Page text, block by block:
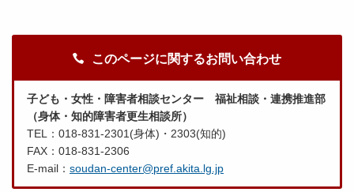
このページに関するお問い合わせ
子ども・女性・障害者相談センター 福祉相談・連携推進部
（身体・知的障害者更生相談所）
TEL：018-831-2301(身体)・2303(知的)
FAX：018-831-2306
E-mail： soudan-center@pref.akita.lg.jp